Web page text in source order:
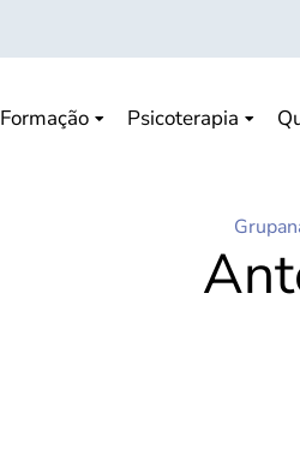
Formação Psicoterapia